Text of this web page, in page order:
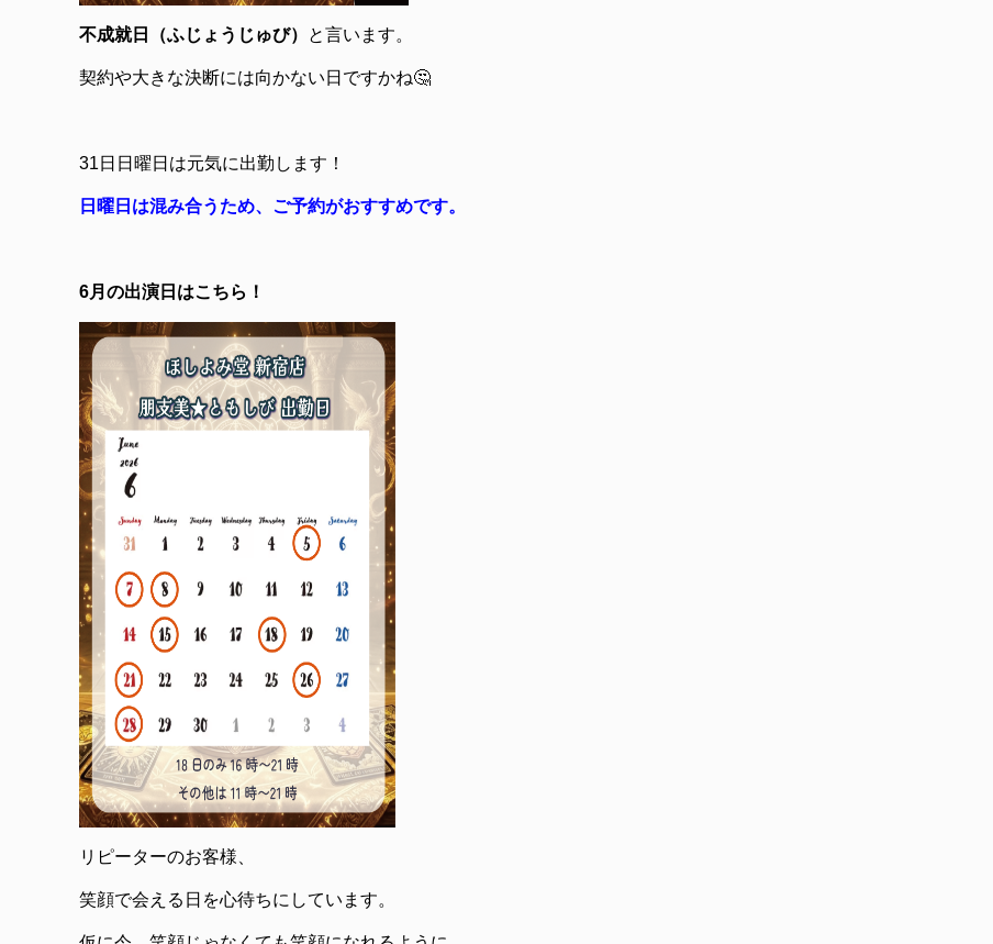
不成就日（ふじょうじゅび） と言います。
契約や大きな決断には向かない日ですかね🤔
31日日曜日は元気に出勤します！
日曜日は混み合うため、ご予約がおすすめです。
6月の出演日はこちら！
リピーターのお客様、
笑顔で会える日を心待ちにしています。